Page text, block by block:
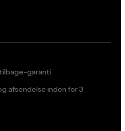
garanti
afsendelse inden for 3